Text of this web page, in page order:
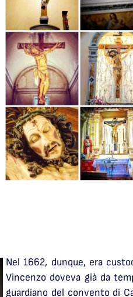
Nel 1662, dunque, era
Vincenzo doveva già da
guardiano del convento di